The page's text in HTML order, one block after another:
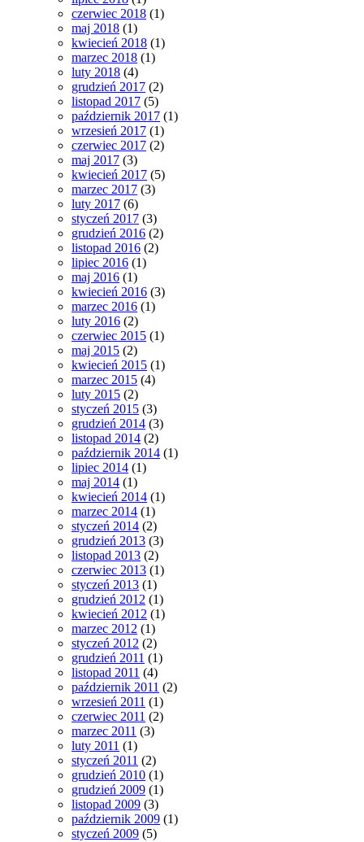
czerwiec 2018 (1)
maj 2018 (1)
kwiecień 2018 (1)
marzec 2018 (1)
luty 2018 (4)
grudzień 2017 (2)
listopad 2017 (5)
październik 2017 (1)
wrzesień 2017 (1)
czerwiec 2017 (2)
maj 2017 (3)
kwiecień 2017 (5)
marzec 2017 (3)
luty 2017 (6)
styczeń 2017 (3)
grudzień 2016 (2)
listopad 2016 (2)
lipiec 2016 (1)
maj 2016 (1)
kwiecień 2016 (3)
marzec 2016 (1)
luty 2016 (2)
czerwiec 2015 (1)
maj 2015 (2)
kwiecień 2015 (1)
marzec 2015 (4)
luty 2015 (2)
styczeń 2015 (3)
grudzień 2014 (3)
listopad 2014 (2)
październik 2014 (1)
lipiec 2014 (1)
maj 2014 (1)
kwiecień 2014 (1)
marzec 2014 (1)
styczeń 2014 (2)
grudzień 2013 (3)
listopad 2013 (2)
czerwiec 2013 (1)
styczeń 2013 (1)
grudzień 2012 (1)
kwiecień 2012 (1)
marzec 2012 (1)
styczeń 2012 (2)
grudzień 2011 (1)
listopad 2011 (4)
październik 2011 (2)
wrzesień 2011 (1)
czerwiec 2011 (2)
marzec 2011 (3)
luty 2011 (1)
styczeń 2011 (2)
grudzień 2010 (1)
grudzień 2009 (1)
listopad 2009 (3)
październik 2009 (1)
styczeń 2009 (5)